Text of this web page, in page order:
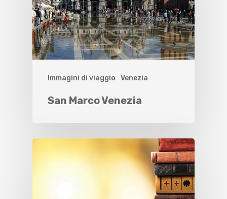
Immagini di viaggio Venezia
San Marco Venezia